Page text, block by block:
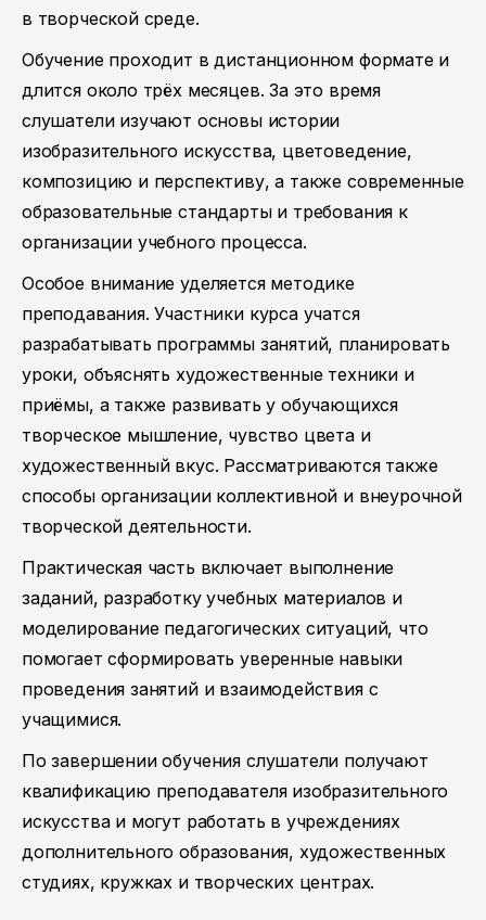
в творческой среде.
Обучение проходит в дистанционном формате и
длится около трёх месяцев. За это время
слушатели изучают основы истории
изобразительного искусства, цветоведение,
композицию и перспективу, а также современные
образовательные стандарты и требования к
организации учебного процесса.
Особое внимание уделяется методике
преподавания. Участники курса учатся
разрабатывать программы занятий, планировать
уроки, объяснять художественные техники и
приёмы, а также развивать у обучающихся
творческое мышление, чувство цвета и
художественный вкус. Рассматриваются также
способы организации коллективной и внеурочной
творческой деятельности.
Практическая часть включает выполнение
заданий, разработку учебных материалов и
моделирование педагогических ситуаций, что
помогает сформировать уверенные навыки
проведения занятий и взаимодействия с
учащимися.
По завершении обучения слушатели получают
квалификацию преподавателя изобразительного
искусства и могут работать в учреждениях
дополнительного образования, художественных
студиях, кружках и творческих центрах.